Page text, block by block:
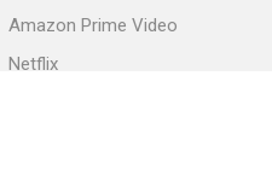
Amazon Prime Video
Netflix